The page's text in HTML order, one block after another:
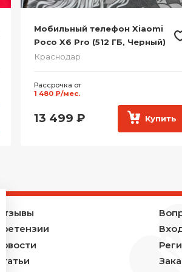
Мобильный телефон Xiaomi
POCO M5 (128 ГБ, Черный)
Краснодар
Рассрочка от
548 ₽/мес.
4 999₽ Купить
Отзывы
Претензии
Новости
Статьи